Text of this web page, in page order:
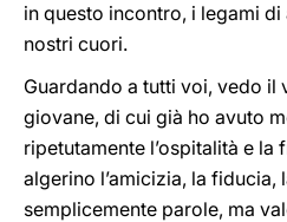
in questo incontro, i legami
nostri cuori.
Guardando a tutti voi, vedo
giovane, di cui già ho avuto
ripetutamente l’ospitalità e la
algerino l’amicizia, la fiducia,
semplicemente parole, ma